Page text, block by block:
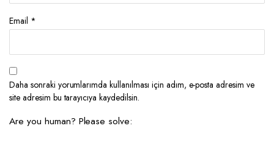
Email *
Daha sonraki yorumlarımda kullanılması için adım, e-posta adresim ve
site adresim bu tarayıcıya kaydedilsin.
Are you human? Please solve: